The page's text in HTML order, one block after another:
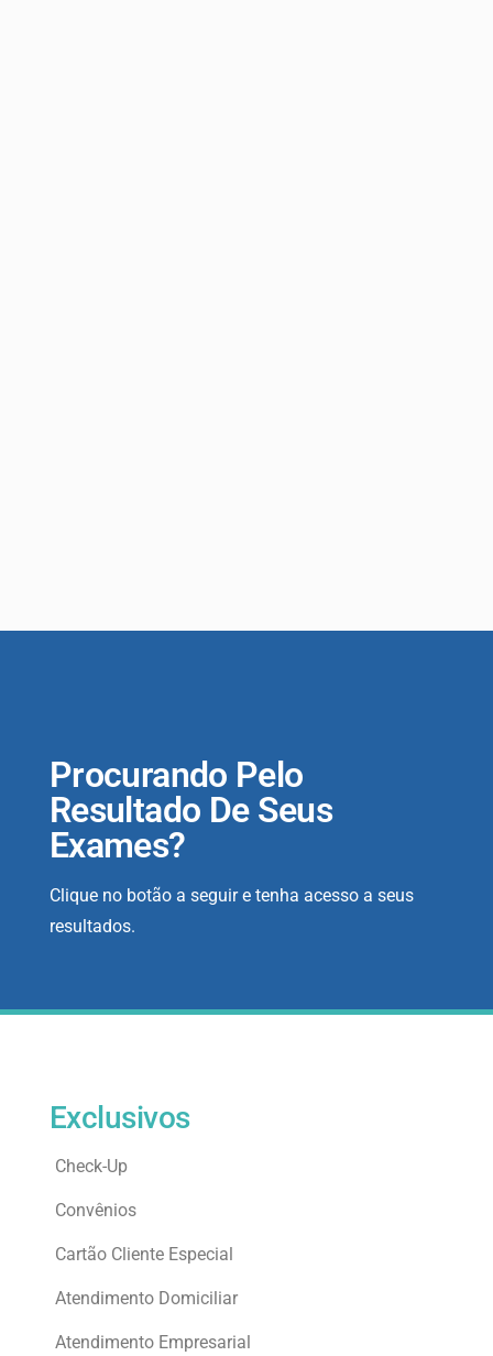
Procurando Pelo
Resultado De Seus
Exames?
Clique no botão a seguir e tenha acesso a seus
resultados.
Exclusivos
Check-Up
Convênios
Cartão Cliente Especial
Atendimento Domiciliar
Atendimento Empresarial